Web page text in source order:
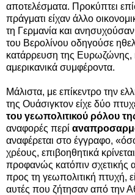
αποτελέσματα. Προκύπτει
πράγματι είχαν άλλο
τη Γερμανία και
του Βερολίνου οδηγούσε
κατάρρευση της Ευρωζώνης,
αμερικανικά συμφέροντα.
Μάλιστα, με επίκεντρο την
της Ουάσιγκτον είχε δύο
του γεωπολιτικού ρόλου
αναφορές περί
αναφέρεται στο έγγραφο,
χρέους, επιβοηθητικά
προφανώς κατόπιν σχετικής
προς τη γεωπολιτική πτυχή,
αυτές που ζήτησαν από την